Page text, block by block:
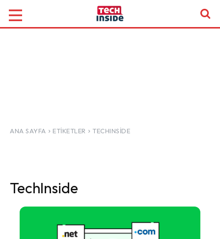
ANA SAYFA ETIKETLER TECHINSIDE
TechInside